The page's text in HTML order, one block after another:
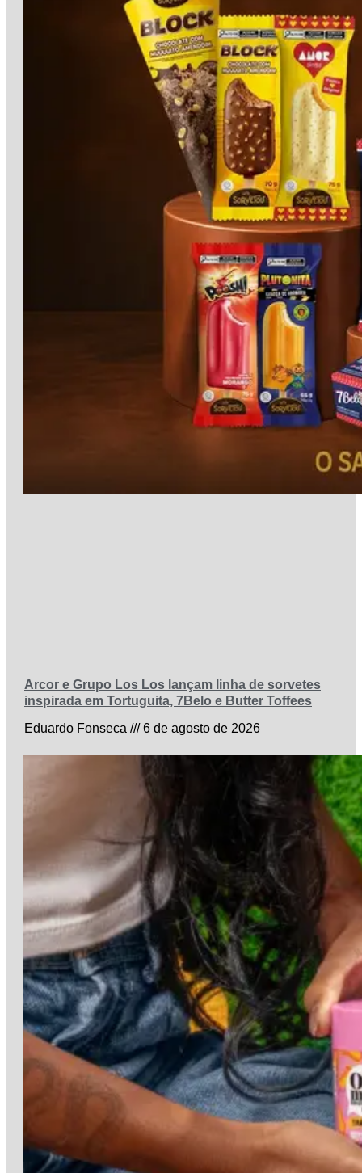
Arcor e Grupo Los Los lançam linha de sorvetes
inspirada em Tortuguita, 7Belo e Butter Toffees
Eduardo Fonseca
6 de agosto de 2026